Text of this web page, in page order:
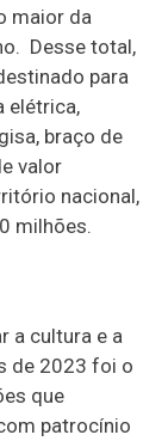
maior da
Desse total,
para
elétrica,
braço de
valor
nacional,
milhões.
a cultura e a
de 2023 foi o
que
patrocínio